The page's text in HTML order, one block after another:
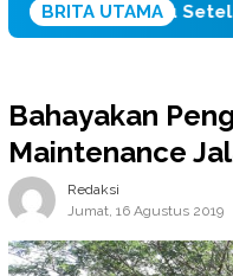
BRITA UTAMA
Palu Setelah
Bahayakan
Maintenance
Redaksi
Jumat, 16 Agustus 2019